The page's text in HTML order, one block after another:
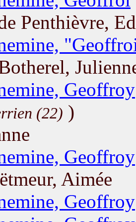
Penthièvre,
Geoffroy
(22) )
Geoffroy
Aimée
Geoffroy